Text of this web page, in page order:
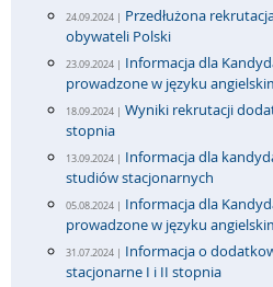
24.09.2024 | Przedłużona
obywateli Polski
23.09.2024 | Informacja dla
prowadzone w języku
18.09.2024 | Wyniki rekrutacji
stopnia
13.09.2024 | Informacja dla
studiów stacjonarnych
05.08.2024 | Informacja dla
prowadzone w języku
31.07.2024 | Informacja o
stacjonarne I i II stopnia